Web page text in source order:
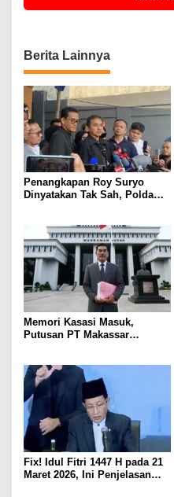
Berita Lainnya
Penangkapan Roy Suryo
Dinyatakan Tak Sah, Polda
Memori Kasasi Masuk,
Putusan PT Makassar
Fix! Idul Fitri 1447 H pada 21
Maret 2026, Ini Penjelasan